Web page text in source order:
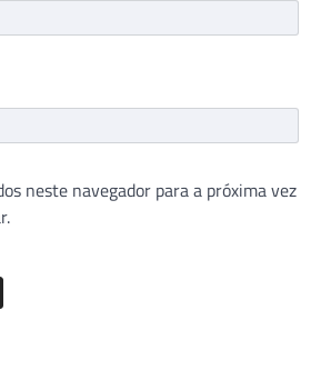
neste navegador para a próxima vez